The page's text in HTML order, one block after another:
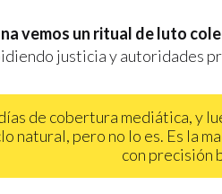
vemos un ritual de luto
justicia y autoridades
de cobertura mediática, y
natural, pero no lo es. Es la
con precisión